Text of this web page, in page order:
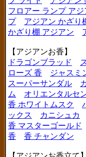
フロアー ランプ アジ
プ
アジアン かざり
かざり棚 アジアン
【アジアンお香】
ドラゴンブラッド
ローズ 香
ジャスミ
スーパーサンダル
ム
オリエンタルセ
香 ホワイトムスク
ックス
カニシュカ
香 マスターゴールド
香
香 チャンダン